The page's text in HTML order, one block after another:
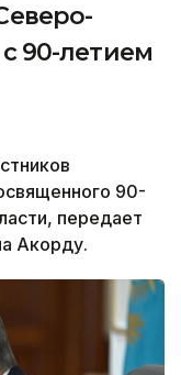
90-летием
90-
передает
Акорду.